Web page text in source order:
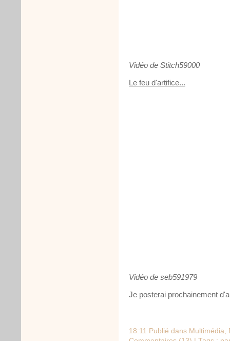
Vidéo de Stitch59000
Le feu d'artifice...
Vidéo de seb591979
Je posterai prochainement
18:11 Publié dans Multimédia,